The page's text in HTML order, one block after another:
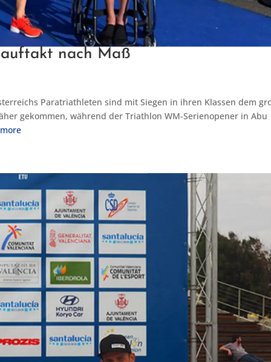
nach Maß
Paratriathleten sind mit Siegen in ihren Klassen dem
gekommen, während der Triathlon WM-Serienopener in Abu